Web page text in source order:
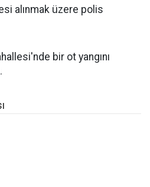
alınmak üzere polis
bir ot yangını